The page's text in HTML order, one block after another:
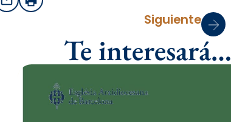
EmailImprimir
Siguiente
Te interesará…